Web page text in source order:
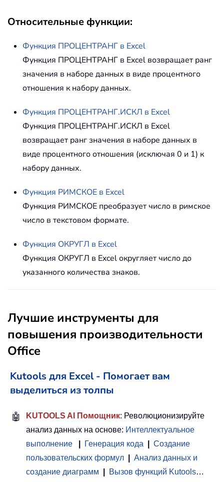
Относительные функции:
Функция ПРОЦЕНТРАНГ в Excel
Функция ПРОЦЕНТРАНГ в Excel возвращает ранг
значения в наборе данных в виде процентного
отношения к набору данных.
Функция ПРОЦЕНТРАНГ.ИСКЛ в Excel
Функция ПРОЦЕНТРАНГ.ИСКЛ в Excel
возвращает ранг значения в наборе данных в
виде процентного отношения (исключая 0 и 1) к
набору данных.
Функция РИМСКОЕ в Excel
Функция РИМСКОЕ преобразует число в римское
число в текстовом формате.
Функция ОКРУГЛ в Excel
Функция ОКРУГЛ в Excel округляет число до
указанного количества знаков.
Лучшие инструменты для
повышения производительности
Office
Kutools для Excel - Помогает вам
выделиться из толпы
🤖 KUTOOLS AI Помощник: Революционизируйте
анализ данных на основе: Интеллектуальное
выполнение
Генерация кода
Создание
пользовательских формул
Анализ данных и
создание диаграмм
Вызов функций Kutools…